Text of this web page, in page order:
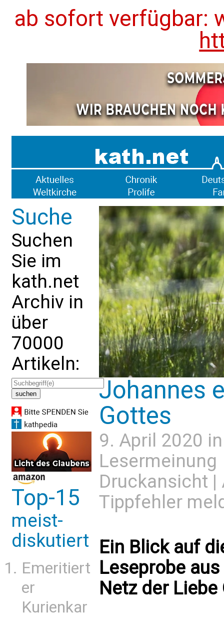
ab sofort verfügbar:
Suche
Suchen
Sie im
kath.net
Archiv in
über
70000
Artikeln:
Top-15
meist-
diskutiert
Emeritiert
er
Kurienkar
Johannes
Gottes
9. April 2020
Lesermeinung
Druckansicht |
Tippfehler
Ein Blick auf
Leseprobe
Netz der